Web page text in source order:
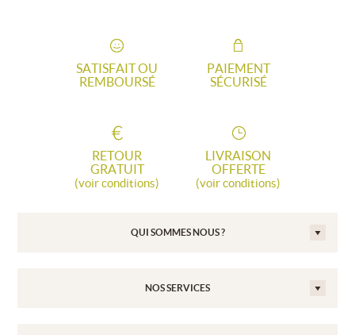
SATISFAIT OU
REMBOURSÉ
PAIEMENT
SÉCURISÉ
RETOUR
GRATUIT
(voir conditions)
LIVRAISON
OFFERTE
(voir conditions)
QUI SOMMES NOUS ?
NOS SERVICES